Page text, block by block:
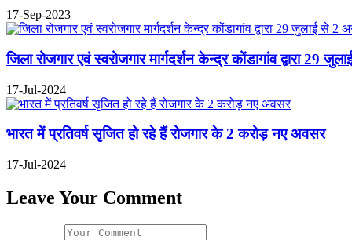
17-Sep-2023
जिला रोजगार एवं स्वरोजगार मार्गदर्शन केन्द्र कोंडागांव द्वारा
17-Jul-2024
भारत में प्रतिवर्ष सृजित हो रहे हैं रोजगार के 2 करोड़ नए अवसर
17-Jul-2024
Leave Your Comment